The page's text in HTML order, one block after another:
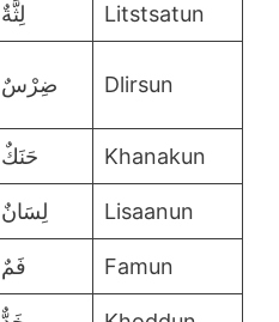
لِثَّةٌ Litstsatun
ضِرْسٌ Dlirsun
حَنَكٌ Khanakun
لِسَانٌ Lisaanun
فَمٌ Famun